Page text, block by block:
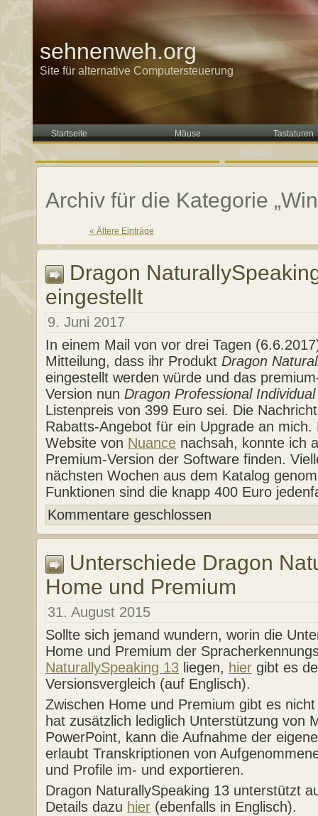
sehnenweh.org
Site für alternative Computersteuerung
Startseite Mäuse
Tastaturen
Lesermeinungen
Kontakt
Archiv für die Kategorie
« Ältere Einträge
Dragon
eingestellt
9. Juni 2017
In einem Mail von vor drei Tagen
Mitteilung, dass ihr Produkt Dragon
eingestellt werden würde und das
Version nun Dragon Professional
Listenpreis von 399 Euro sei. Die
Rabatts-Angebot für ein Upgrade an
Website von Nuance nachsah, konnte ich
Premium-Version der Software finden.
nächsten Wochen aus dem Katalog
Funktionen sind die knapp 400 Euro
Kommentare geschlossen
Unterschiede Dragon
Home und Premium
31. August 2015
Sollte sich jemand wundern, worin die
Home und Premium der
NaturallySpeaking 13 liegen, hier gibt es
Versionsvergleich (auf Englisch).
Zwischen Home und Premium gibt es
hat zusätzlich lediglich Unterstützung von
PowerPoint, kann die Aufnahme der
erlaubt Transkriptionen von
und Profile im- und exportieren.
Dragon NaturallySpeaking 13 unterstützt
Details dazu hier (ebenfalls in Englisch).